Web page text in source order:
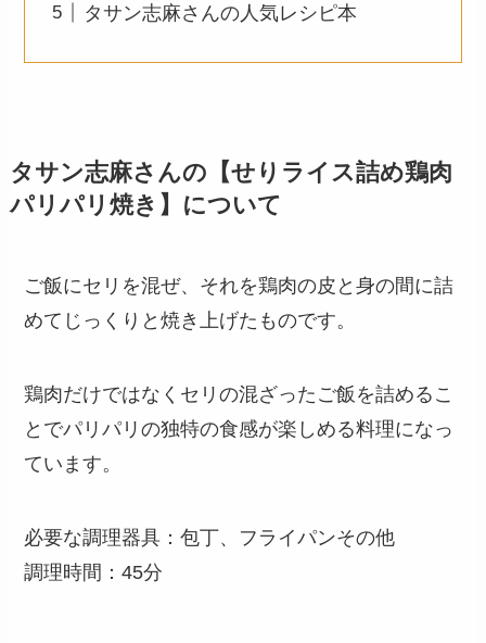
タサン志麻さんの人気レシピ本
タサン志麻さんの【せりライス詰め鶏肉
パリパリ焼き】について
ご飯にセリを混ぜ、それを鶏肉の皮と身の間に詰
めてじっくりと焼き上げたものです。
鶏肉だけではなくセリの混ざったご飯を詰めるこ
とでパリパリの独特の食感が楽しめる料理になっ
ています。
必要な調理器具：包丁、フライパンその他
調理時間：45分